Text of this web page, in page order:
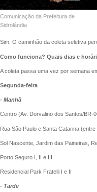
Comunicação da Prefeitura de
Sidrolândia
Sim. O caminhão da coleta seletiva
Como funciona? Quais dias e
A coleta passa uma vez por semana
Segunda-feira
- Manhã
Centro (Av. Dorvalino dos Santos/BR-
Rua São Paulo e Santa Catarina (entre
Sol Nascente, Jardim das Paineiras,
Porto Seguro I, II e III
Residencial Park Fratelli I e II
- Tarde